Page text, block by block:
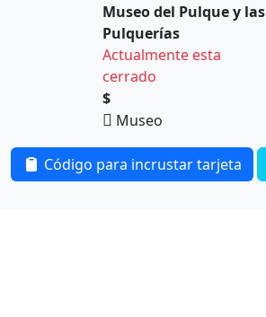
Museo del Pulque y las
Pulquerías
Actualmente esta
cerrado
$
Museo
Código para incrustar tarjeta